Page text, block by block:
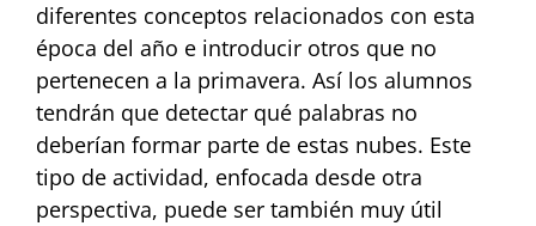
diferentes conceptos relacionados con esta
época del año e introducir otros que no
pertenecen a la primavera. Así los alumnos
tendrán que detectar qué palabras no
deberían formar parte de estas nubes. Este
tipo de actividad, enfocada desde otra
perspectiva, puede ser también muy útil